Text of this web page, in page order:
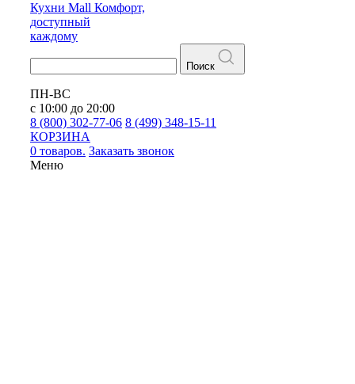
Кухни Mall Комфорт,
доступный
каждому
Поиск
ПН-ВС
с 10:00 до 20:00
8 (800) 302-77-06 8 (499) 348-15-11
КОРЗИНА
0 товаров. Заказать звонок
Меню